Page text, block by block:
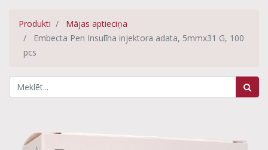
Produkti
Mājas aptieciņa
Embecta Pen Insulīna injektora adata, 5mmx31 G, 100
pcs